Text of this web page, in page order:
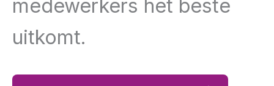
medewerkers het beste
uitkomt.